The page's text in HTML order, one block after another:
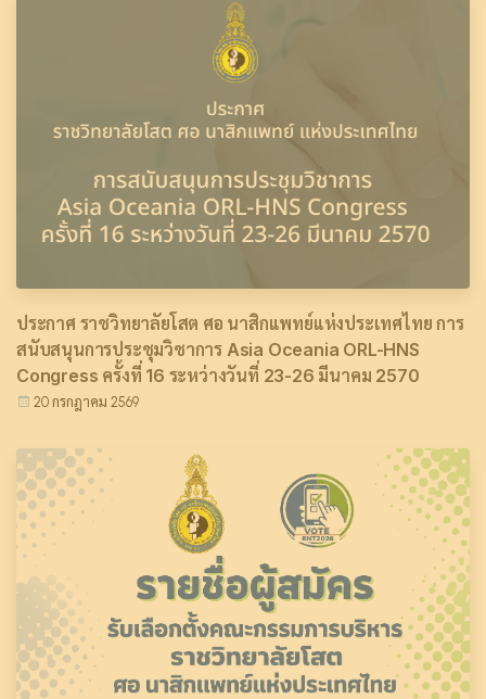
ประกาศ ราชวิทยาลัยโสต ศอ นาสิกแพทย์แห่งประเทศไทย การ
สนับสนุนการประชุมวิชาการ Asia Oceania ORL-HNS
Congress ครั้งที่ 16 ระหว่างวันที่ 23-26 มีนาคม 2570
20 กรกฎาคม 2569